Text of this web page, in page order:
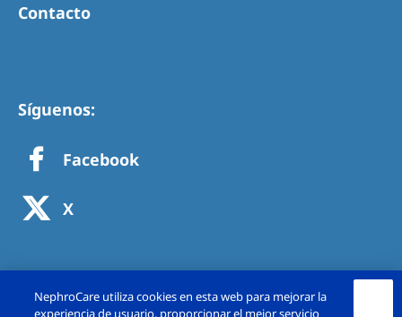
Contacto
Síguenos:
Facebook
X
NephroCare utiliza cookies en esta web para mejorar la
experiencia de usuario, proporcionar el mejor servicio